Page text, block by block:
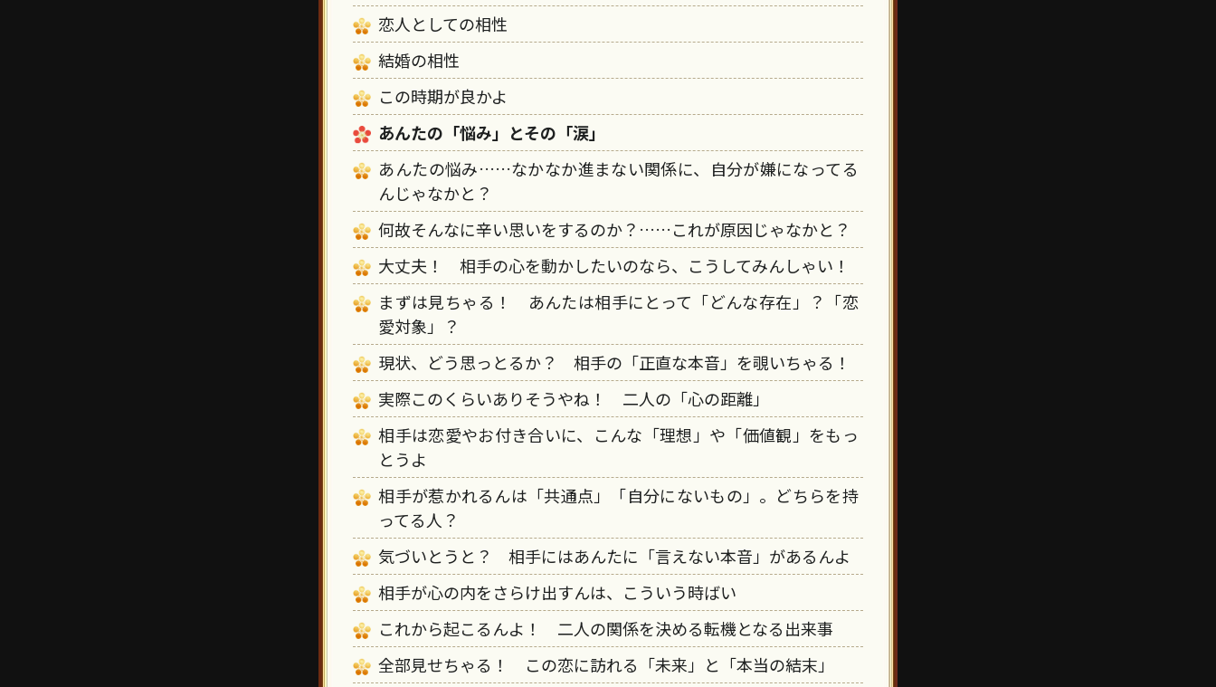
恋人としての相性
結婚の相性
この時期が良かよ
あんたの「悩み」とその「涙」
あんたの悩み……なかなか進まない関係に、自分が嫌になってる
んじゃなかと？
何故そんなに辛い思いをするのか？……これが原因じゃなかと？
大丈夫！ 相手の心を動かしたいのなら、こうしてみんしゃい！
まずは見ちゃる！ あんたは相手にとって「どんな存在」？「恋
愛対象」？
現状、どう思っとるか？ 相手の「正直な本音」を覗いちゃる！
実際このくらいありそうやね！ 二人の「心の距離」
相手は恋愛やお付き合いに、こんな「理想」や「価値観」をもっ
とうよ
相手が惹かれるんは「共通点」「自分にないもの」。どちらを持
ってる人？
気づいとうと？ 相手にはあんたに「言えない本音」があるんよ
相手が心の内をさらけ出すんは、こういう時ばい
これから起こるんよ！ 二人の関係を決める転機となる出来事
全部見せちゃる！ この恋に訪れる「未来」と「本当の結末」